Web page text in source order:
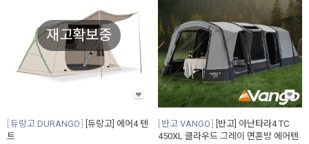
재고확보중
듀랑고 DURANGO
[듀랑고] 에어4 텐
트
반고 VANGO
[반고] 아난타라4 TC
450XL 클라우드 그레이 면혼방 에어텐